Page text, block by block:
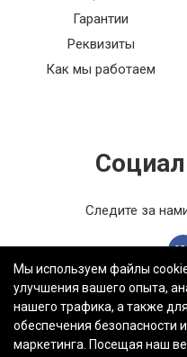
Гарантии
Реквизиты
Как мы работаем
Следите за
ООО «ФЕРСТ МАСТЕР» —
Мы используем файлы
улучшения вашего опыта,
нашего трафика, а также для
обеспечения безопасности и
маркетинга. Посещая наш